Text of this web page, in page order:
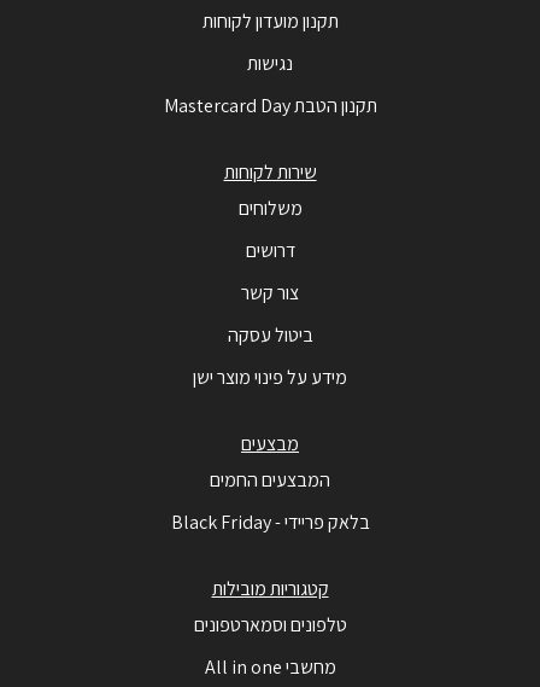
תקנון מועדון לקוחות
נגישות
תקנון הטבת Mastercard Day
שירות לקוחות
משלוחים
דרושים
צור קשר
ביטול עסקה
מידע על פינוי מוצר ישן
מבצעים
המבצעים החמים
בלאק פריידי - Black Friday
קטגוריות מובילות
טלפונים וסמארטפונים
מחשבי All in one